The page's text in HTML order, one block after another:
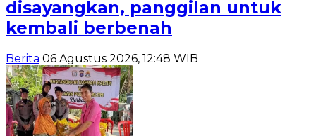
disayangkan, panggilan untuk
kembali berbenah
Berita 06 Agustus 2026, 12:48 WIB